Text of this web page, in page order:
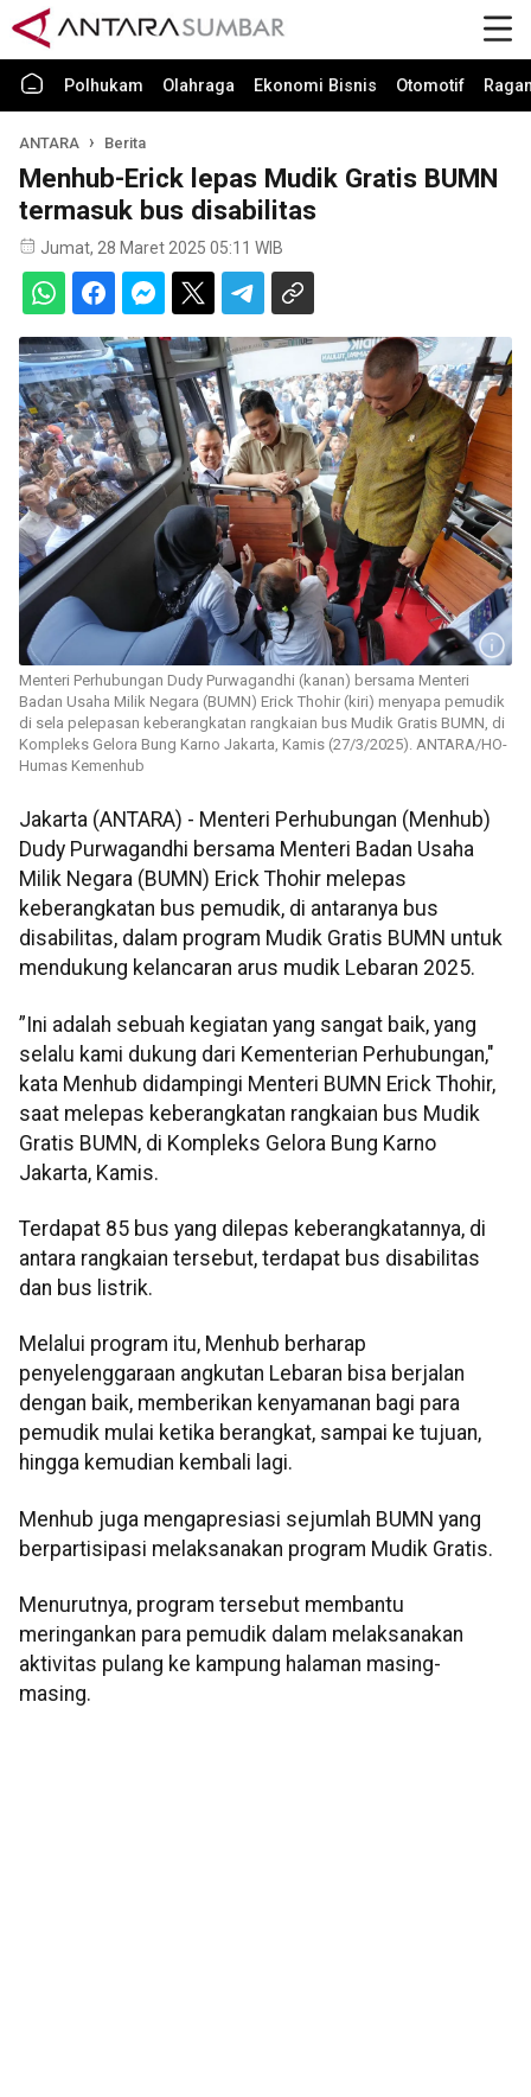
Polhukam Olahraga Ekonomi Bisnis Otomotif
ANTARA Berita
Menhub-Erick lepas Mudik Gratis BUMN
termasuk bus disabilitas
Jumat, 28 Maret 2025 05:11 WIB
Menteri Perhubungan Dudy Purwagandhi (kanan) bersama Menteri
Badan Usaha Milik Negara (BUMN) Erick Thohir (kiri) menyapa pemudik
di sela pelepasan keberangkatan rangkaian bus Mudik Gratis BUMN, di
Kompleks Gelora Bung Karno Jakarta, Kamis (27/3/2025). ANTARA/HO-
Humas Kemenhub
Jakarta (ANTARA) - Menteri Perhubungan (Menhub)
Dudy Purwagandhi bersama Menteri Badan Usaha
Milik Negara (BUMN) Erick Thohir melepas
keberangkatan bus pemudik, di antaranya bus
disabilitas, dalam program Mudik Gratis BUMN untuk
mendukung kelancaran arus mudik Lebaran 2025.
”Ini adalah sebuah kegiatan yang sangat baik, yang
selalu kami dukung dari Kementerian Perhubungan,"
kata Menhub didampingi Menteri BUMN Erick Thohir,
saat melepas keberangkatan rangkaian bus Mudik
Gratis BUMN, di Kompleks Gelora Bung Karno
Jakarta, Kamis.
Terdapat 85 bus yang dilepas keberangkatannya, di
antara rangkaian tersebut, terdapat bus disabilitas
dan bus listrik.
Melalui program itu, Menhub berharap
penyelenggaraan angkutan Lebaran bisa berjalan
dengan baik, memberikan kenyamanan bagi para
pemudik mulai ketika berangkat, sampai ke tujuan,
hingga kemudian kembali lagi.
Menhub juga mengapresiasi sejumlah BUMN yang
berpartisipasi melaksanakan program Mudik Gratis.
Menurutnya, program tersebut membantu
meringankan para pemudik dalam melaksanakan
aktivitas pulang ke kampung halaman masing-
masing.